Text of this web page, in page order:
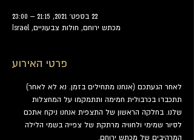
22 בספט׳ 2021, 21:15 – 23:00
מכתש ירוחם, חולות צבעוניים, Israel
פרטי האירוע
לאחר הגעתכם (אנחנו מתחילים בזמן. נא לא לאחר)
תתכבדו בכרבולית חמימה ותתמקמו על המחצלות
שלנו. בחלקה הראשון של התצפית אנחנו ניקח אתכם
לסיור שמימי ולחוויה מרתקת של צפייה בשמי הלילה
המרהיבים של מכתש ירוחם.